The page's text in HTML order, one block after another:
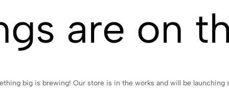
are on
big is brewing! Our store is in the works and will be launching